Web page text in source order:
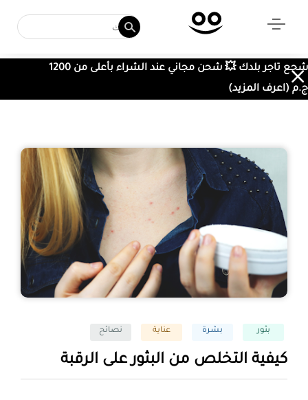
شجع تاجر بلدك 💥 شحن مجاني عند الشراء بأعلى من 1200
ج.م (اعرف المزيد)
بثور بشرة عناية نصائح
كيفية التخلص من البثور على الرقبة